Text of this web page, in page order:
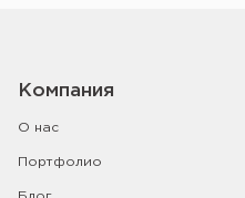
Компания
О нас
Портфолио